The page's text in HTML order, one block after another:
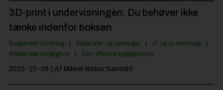
3D-print i undervisningen: Du behøver ikke
tænke indenfor boksen
Byggeriets udvikling Materialer og Løsninger
IT og ny teknologi
Målbar bæredygtighed
Den effektive byggeproces
2025-10-06 | Af Mikkel Weber Sandahl